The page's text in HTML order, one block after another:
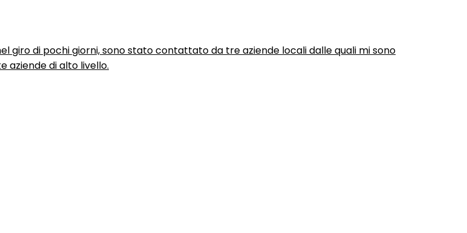
giro di pochi giorni, sono stato contattato da tre aziende locali dalle quali mi sono
aziende di alto livello.